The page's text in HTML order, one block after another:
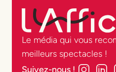
Le média qui vous
meilleurs spectacles !
Suivez-nous !